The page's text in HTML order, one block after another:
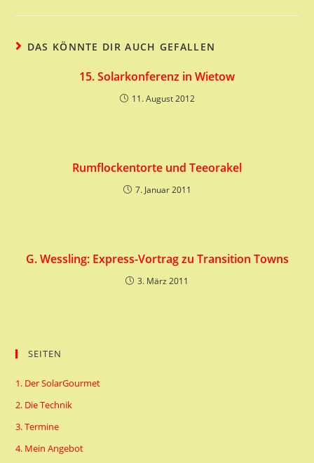
DAS KÖNNTE DIR AUCH GEFALLEN
15. Solarkonferenz in Wietow
11. August 2012
Rumflockentorte und Teeorakel
7. Januar 2011
G. Wessling: Express-Vortrag zu Transition Towns
3. März 2011
SEITEN
1. Der SolarGourmet
2. Die Technik
3. Termine
4. Mein Angebot